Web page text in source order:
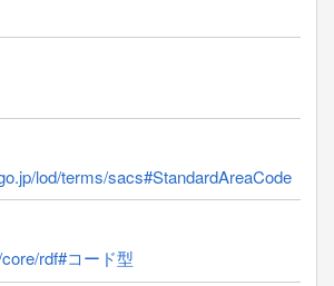
lod/terms/sacs#StandardAreaCode
rdf#コード型